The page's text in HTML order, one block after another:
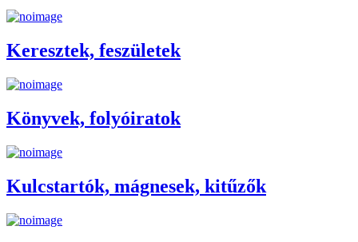
Keresztek, feszületek
Könyvek, folyóiratok
Kulcstartók, mágnesek, kitűzők